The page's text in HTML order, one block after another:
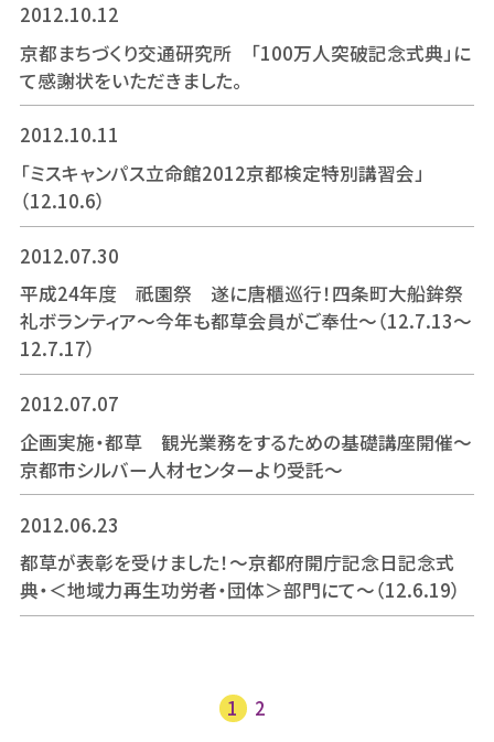
2012.10.12
京都まちづくり交通研究所 「100万人突破記念式典」に
て感謝状をいただきました。
2012.10.11
「ミスキャンパス立命館2012京都検定特別講習会」
（12.10.6）
2012.07.30
平成24年度 祇園祭 遂に唐櫃巡行！四条町大船鉾祭
礼ボランティア～今年も都草会員がご奉仕～（12.7.13～
12.7.17）
2012.07.07
企画実施・都草 観光業務をするための基礎講座開催～
京都市シルバー人材センターより受託～
2012.06.23
都草が表彰を受けました！～京都府開庁記念日記念式
典・＜地域力再生功労者・団体＞部門にて～（12.6.19）
1 2